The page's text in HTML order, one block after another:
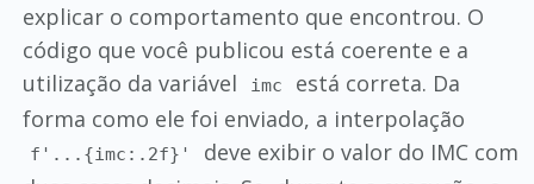
explicar o comportamento que encontrou. O
código que você publicou está coerente e a
utilização da variável
imc
está correta. Da
forma como ele foi enviado, a interpolação
f'...{imc:.2f}'
deve exibir o valor do IMC com